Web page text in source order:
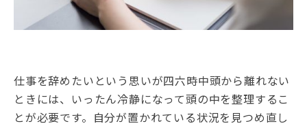
仕事を辞めたいという思いが四六時中頭から離れない
ときには、いったん冷静になって頭の中を整理するこ
とが必要です。自分が置かれている状況を見つめ直し